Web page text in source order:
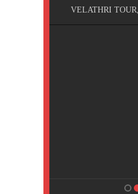
VELATHRI TOUR,